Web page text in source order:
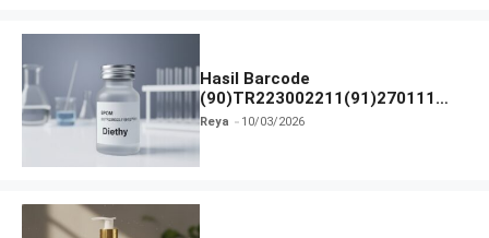
Hasil Barcode
(90)TR223002211(91)270111
dan Izin BPOM
Reya 10/03/2026